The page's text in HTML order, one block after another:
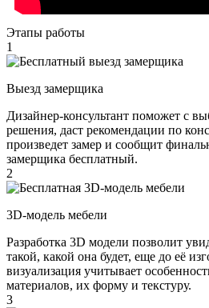
Этапы работы
1
Выезд замерщика
Дизайнер-консультант поможет с
решения, даст рекомендации по
произведет замер и сообщит
замерщика бесплатный.
2
3D-модель мебели
Разработка 3D модели позволит
такой, какой она будет, еще до её
визуализация учитывает
материалов, их форму и текстуру.
3